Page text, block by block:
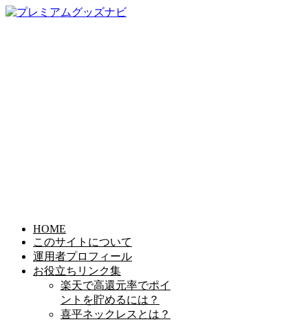
HOME
このサイトについて
運用者プロフィール
お役立ちリンク集
楽天で高還元率でポイ
ントを貯めるには？
喜平ネックレスとは？